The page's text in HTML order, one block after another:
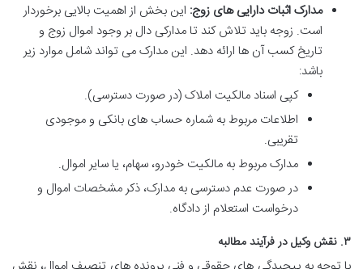
مدارک اثبات دارایی های زوج: این بخش از اهمیت بالایی برخوردار
است. زوجه باید تلاش کند تا مدارکی دال بر وجود اموال زوج و
تاریخ کسب آن ها ارائه دهد. این مدارک می تواند شامل موارد زیر
باشد:
کپی اسناد مالکیت املاک (در صورت دسترسی).
اطلاعات مربوط به شماره حساب های بانکی و موجودی
تقریبی.
مدارک مربوط به مالکیت خودرو، سهام، یا سایر اموال.
در صورت عدم دسترسی به مدارک، ذکر مشخصات اموال و
درخواست استعلام از دادگاه.
۳. نقش وکیل در فرآیند مطالبه